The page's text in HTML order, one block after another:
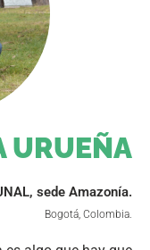
URUEÑA
sede Amazonía.
Bogotá, Colombia.